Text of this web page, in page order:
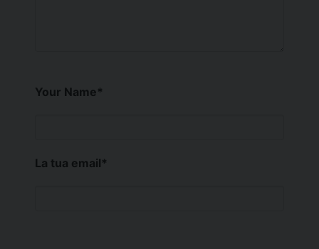
Your Name*
La tua email*